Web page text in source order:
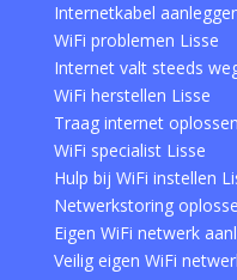
Internetkabel
WiFi problemen Lisse
Internet valt steeds
WiFi herstellen Lisse
Traag internet
WiFi specialist Lisse
Hulp bij WiFi instellen
Netwerkstoring
Eigen WiFi netwerk
Veilig eigen WiFi